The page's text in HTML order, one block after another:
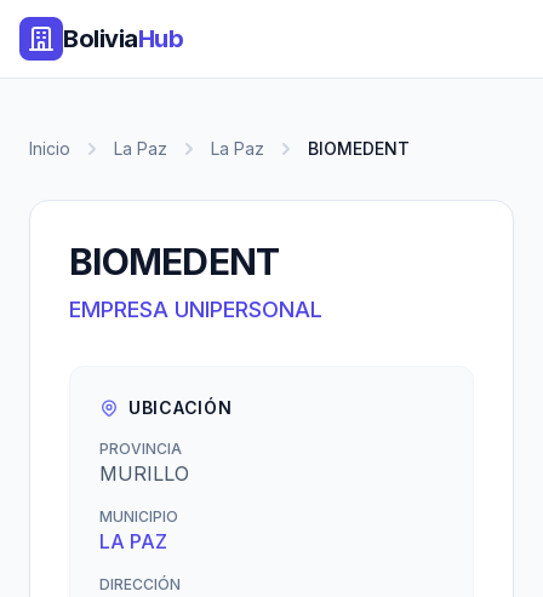
BoliviaHub
Inicio La Paz La Paz BIOMEDENT
BIOMEDENT
EMPRESA UNIPERSONAL
UBICACIÓN
PROVINCIA
MURILLO
MUNICIPIO
LA PAZ
DIRECCIÓN